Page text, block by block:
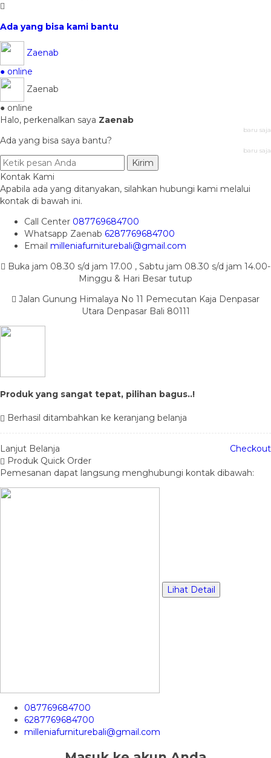
Ada yang bisa kami bantu
Zaenab
● online
Zaenab
● online
Halo, perkenalkan saya Zaenab
baru saja
Ada yang bisa saya bantu?
baru saja
Kirim
Kontak Kami
Apabila ada yang ditanyakan, silahkan hubungi kami melalui
kontak di bawah ini.
Call Center 087769684700
Whatsapp Zaenab 6287769684700
Email milleniafurniturebali@gmail.com
Buka jam 08.30 s/d jam 17.00 , Sabtu jam 08.30 s/d jam 14.00-
Minggu & Hari Besar tutup
Jalan Gunung Himalaya No 11 Pemecutan Kaja Denpasar
Utara Denpasar Bali 80111
Produk yang sangat tepat, pilihan bagus..!
Berhasil ditambahkan ke keranjang belanja
Lanjut Belanja
Checkout
Produk Quick Order
Pemesanan dapat langsung menghubungi kontak dibawah:
Lihat Detail
087769684700
6287769684700
milleniafurniturebali@gmail.com